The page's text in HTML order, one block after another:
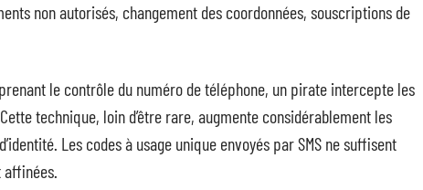
non autorisés, changement des coordonnées, souscriptions de
le contrôle du numéro de téléphone, un pirate intercepte les
technique, loin d’être rare, augmente considérablement les
Les codes à usage unique envoyés par SMS ne suffisent
affinées.